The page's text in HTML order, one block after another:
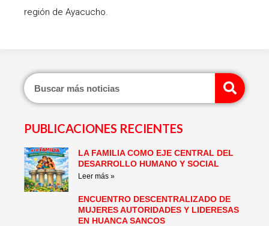
región de Ayacucho.
PUBLICACIONES RECIENTES
LA FAMILIA COMO EJE CENTRAL DEL
DESARROLLO HUMANO Y SOCIAL
Leer más »
ENCUENTRO DESCENTRALIZADO DE
MUJERES AUTORIDADES Y LIDERESAS
EN HUANCA SANCOS
PagePagePagePagePagePage